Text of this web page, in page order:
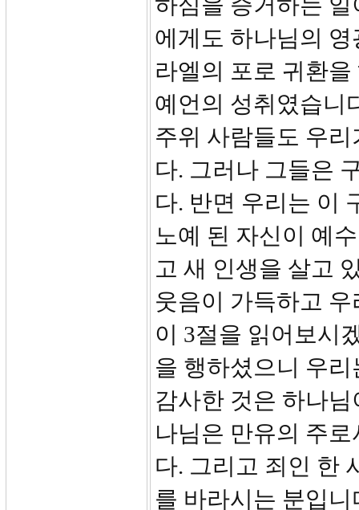
에게도 하나님의
라엘의 포로 귀환
예언의 성취였습니
주위 사람들도 우
다. 그러나 그들은
다. 반면 우리는 이
노예 된 자신이 예
고 새 인생을 살고
웃음이 가득하고
이 3절을 읽어보시
을 행하셨으니 우
감사한 것은 하나
나님은 만유의 주
다. 그리고 죄인 한
를 바라시는 분입